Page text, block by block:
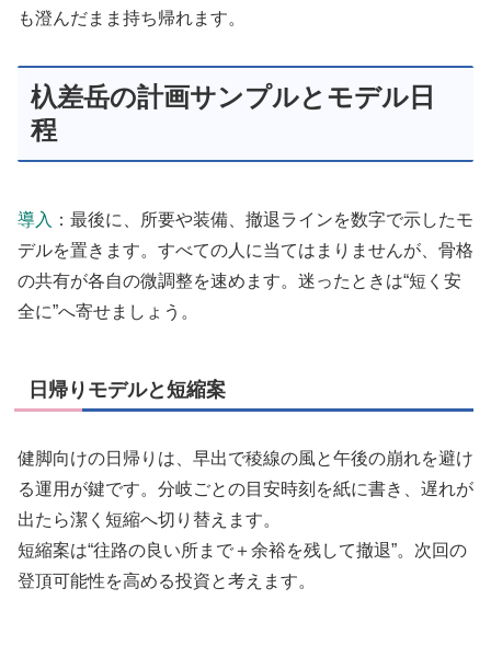
も澄んだまま持ち帰れます。
杁差岳の計画サンプルとモデル日
程
導入 ：最後に、所要や装備、撤退ラインを数字で示したモ
デルを置きます。すべての人に当てはまりませんが、骨格
の共有が各自の微調整を速めます。迷ったときは“短く安
全に”へ寄せましょう。
日帰りモデルと短縮案
健脚向けの日帰りは、早出で稜線の風と午後の崩れを避け
る運用が鍵です。分岐ごとの目安時刻を紙に書き、遅れが
出たら潔く短縮へ切り替えます。
短縮案は“往路の良い所まで＋余裕を残して撤退”。次回の
登頂可能性を高める投資と考えます。